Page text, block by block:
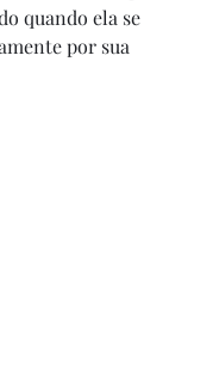
quando ela se
por sua